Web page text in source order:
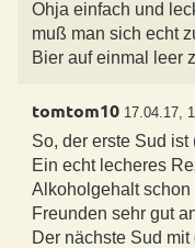
Ohja einfach und
muß man sich echt
tomtom10 17.04.17,
So, der erste Sud
Ein echt lecheres
Alkoholgehalt schon
Freunden sehr gut
Der nächste Sud